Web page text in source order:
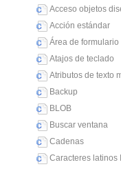
Acceso objetos
Acción estándar
Área de formulario
Atajos de teclado
Atributos de texto
Backup
BLOB
Buscar ventana
Cadenas
Caracteres latinos